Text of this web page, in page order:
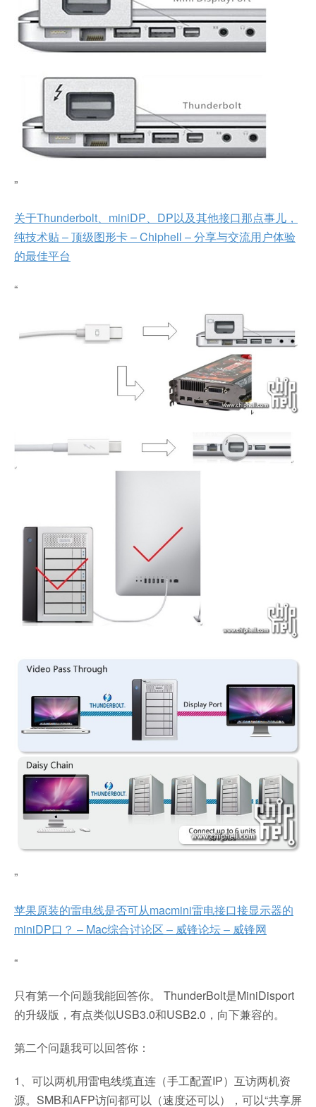
”
关于Thunderbolt、miniDP、DP以及其他接口那点事儿，
纯技术贴 – 顶级图形卡 – Chiphell – 分享与交流用户体验
的最佳平台
“
”
苹果原装的雷电线是否可从macmini雷电接口接显示器的
miniDP口？ – Mac综合讨论区 – 威锋论坛 – 威锋网
“
只有第一个问题我能回答你。 ThunderBolt是MiniDisport
的升级版，有点类似USB3.0和USB2.0，向下兼容的。
第二个问题我可以回答你：
1、可以两机用雷电线缆直连（手工配置IP）互访两机资
源。SMB和AFP访问都可以（速度还可以），可以“共享屏